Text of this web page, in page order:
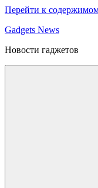
Перейти к
Gadgets News
Новости гаджетов